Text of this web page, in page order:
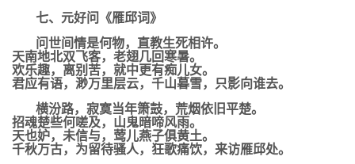
七、元好问《雁邱词》
问世间情是何物，直教生死相许。
天南地北双飞客，老翅几回寒暑。
欢乐趣，离别苦，就中更有痴儿女。
君应有语，渺万里层云，千山暮雪，只影向谁去。
横汾路，寂寞当年箫鼓，荒烟依旧平楚。
招魂楚些何嗟及，山鬼暗啼风雨。
天也妒，未信与，莺儿燕子俱黄土。
千秋万古，为留待骚人，狂歌痛饮，来访雁邱处。